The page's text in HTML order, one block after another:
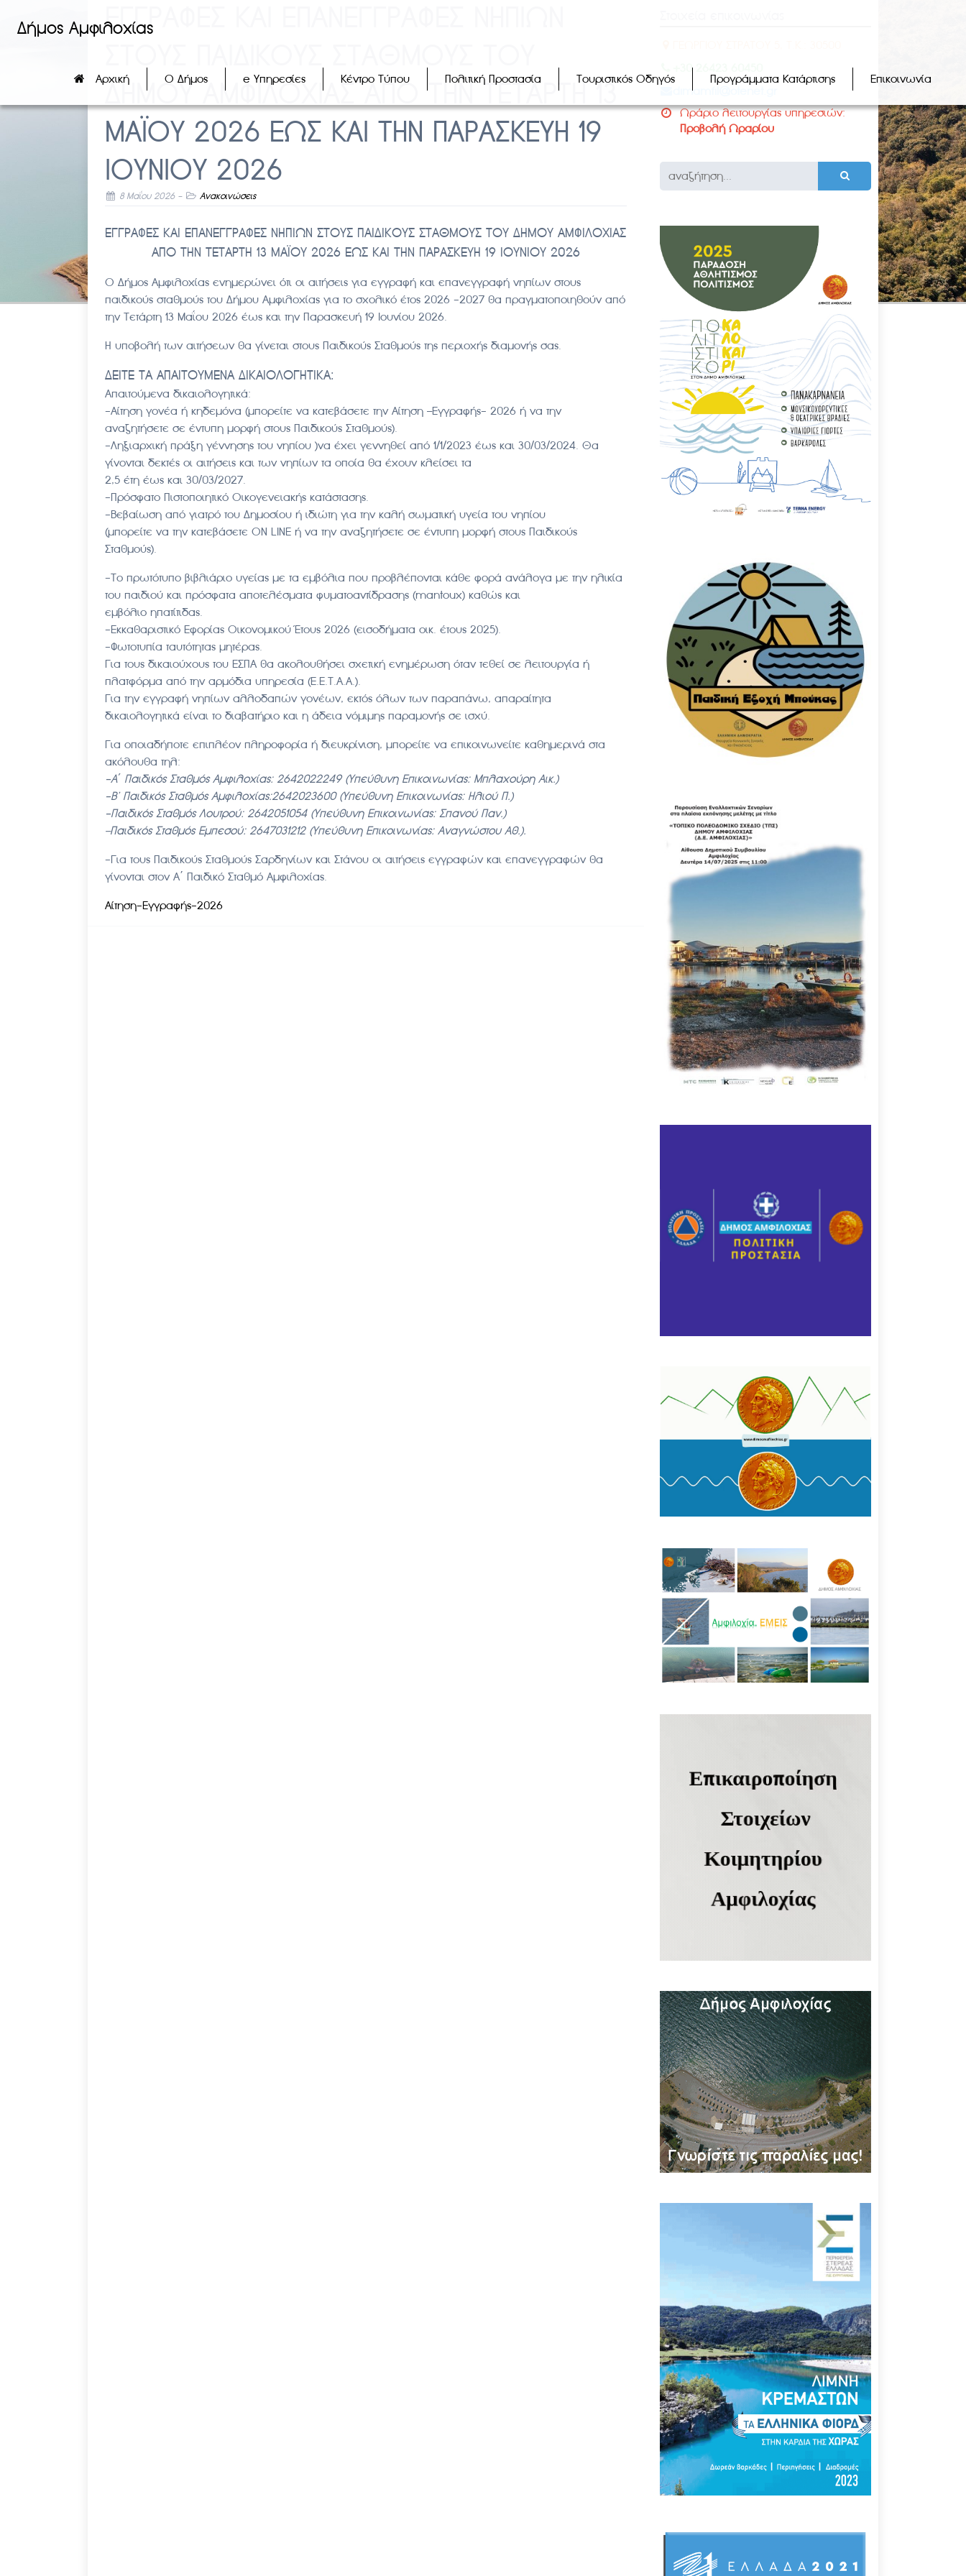
Δήμος Αμφιλοχίας
Αρχική Ο Δήμος e Υπηρεσίες Κέντρο Τύπου Πολιτική Προστασία Τουριστικός Οδηγός Προγράμματα Κατάρτισης Επικοινωνία
ΕΓΓΡΑΦΕΣ ΚΑΙ ΕΠΑΝΕΓΓΡΑΦΕΣ ΝΗΠΙΩΝ
ΔΗΜΟΥ ΑΜΦΙΛΟΧΙΑΣ ΑΠΟ ΤΗΝ ΤΕΤΑΡΤΗ 13
ΜΑΪΟΥ 2026 ΕΩΣ ΚΑΙ ΤΗΝ ΠΑΡΑΣΚΕΥΗ 19
ΙΟΥΝΙΟΥ 2026
8 Μαΐου 2026- Ανακοινώσεις
ΕΓΓΡΑΦΕΣ ΚΑΙ ΕΠΑΝΕΓΓΡΑΦΕΣ ΝΗΠΙΩΝ ΣΤΟΥΣ ΠΑΙΔΙΚΟΥΣ ΣΤΑΘΜΟΥΣ ΤΟΥ ΔΗΜΟΥ ΑΜΦΙΛΟΧΙΑΣ
ΑΠΟ ΤΗΝ ΤΕΤΑΡΤΗ 13 ΜΑΪΟΥ 2026 ΕΩΣ ΚΑΙ ΤΗΝ ΠΑΡΑΣΚΕΥΗ 19 ΙΟΥΝΙΟΥ 2026
Ο Δήμος Αμφιλοχίας ενημερώνει ότι οι αιτήσεις για εγγραφή και επανεγγραφή νηπίων στους
παιδικούς σταθμούς του Δήμου Αμφιλοχίας για το σχολικό έτος 2026 -2027 θα πραγματοποιηθούν από
την Τετάρτη 13 Μαΐου 2026 έως και την Παρασκευή 19 Ιουνίου 2026.
Η υποβολή των αιτήσεων θα γίνεται στους Παιδικούς Σταθμούς της περιοχής διαμονής σας.
ΔΕΙΤΕ ΤΑ ΑΠΑΙΤΟΥΜΕΝΑ ΔΙΚΑΙΟΛΟΓΗΤΙΚΑ:
Απαιτούμενα δικαιολογητικά:
-Αίτηση γονέα ή κηδεμόνα (μπορείτε να κατεβάσετε την Αίτηση –Εγγραφής- 2026 ή να την
αναζητήσετε σε έντυπη μορφή στους Παιδικούς Σταθμούς).
-Ληξιαρχική πράξη γέννησης του νηπίου )να έχει γεννηθεί από 1/1/2023 έως και 30/03/2024. Θα
γίνονται δεκτές οι αιτήσεις και των νηπίων τα οποία θα έχουν κλείσει τα
2,5 έτη έως και 30/03/2027.
-Πρόσφατο Πιστοποιητικό Οικογενειακής κατάστασης.
-Βεβαίωση από γιατρό του Δημοσίου ή ιδιώτη για την καλή σωματική υγεία του νηπίου
(μπορείτε να την κατεβάσετε ON LINE ή να την αναζητήσετε σε έντυπη μορφή στους Παιδικούς
Σταθμούς).
-Το πρωτότυπο βιβλιάριο υγείας με τα εμβόλια που προβλέπονται κάθε φορά ανάλογα με την ηλικία
του παιδιού και πρόσφατα αποτελέσματα φυματοαντίδρασης (mantoux) καθώς και
εμβόλιο ηπατίτιδας.
-Εκκαθαριστικό Εφορίας Οικονομικού Έτους 2026 (εισοδήματα οικ. έτους 2025).
-Φωτοτυπία ταυτότητας μητέρας.
Για τους δικαιούχους του ΕΣΠΑ θα ακολουθήσει σχετική ενημέρωση όταν τεθεί σε λειτουργία ή
πλατφόρμα από την αρμόδια υπηρεσία (Ε.Ε.Τ.Α.Α.).
Για την εγγραφή νηπίων αλλοδαπών γονέων, εκτός όλων των παραπάνω, απαραίτητα
δικαιολογητικά είναι το διαβατήριο και η άδεια νόμιμης παραμονής σε ισχύ.
Για οποιαδήποτε επιπλέον πληροφορία ή διευκρίνιση, μπορείτε να επικοινωνείτε καθημερινά στα
ακόλουθα τηλ:
-Α΄ Παιδικός Σταθμός Αμφιλοχίας: 2642022249 (Υπεύθυνη Επικοινωνίας: Μπλαχούρη Αικ.)
-Β’ Παιδικός Σταθμός Αμφιλοχίας:2642023600 (Υπεύθυνη Επικοινωνίας: Ηλιού Π.)
-Παιδικός Σταθμός Λουτρού: 2642051054 (Υπεύθυνη Επικοινωνίας: Σπανού Παν.)
–Παιδικός Σταθμός Εμπεσού: 2647031212 (Υπεύθυνη Επικοινωνίας: Αναγνώστου Αθ.).
-Για τους Παιδικούς Σταθμούς Σαρδηνίων και Στάνου οι αιτήσεις εγγραφών και επανεγγραφών θα
γίνονται στον Α΄ Παιδικό Σταθμό Αμφιλοχίας.
Aίτηση-Εγγραφής-2026
+30 26423 60450
dimamfil@otenet.gr
Ωράριο λειτουργίας υπηρεσιών:
Προβολή Ωραρίου